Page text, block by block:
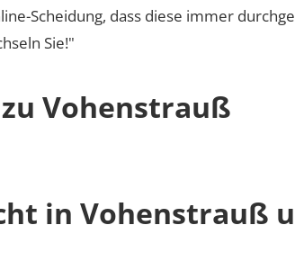
Scheidung, dass diese immer
Sie!"
Vohenstrauß
in Vohenstrauß